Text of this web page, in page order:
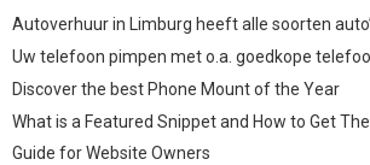
Autoverhuur in Limburg heeft alle soorten
Uw telefoon pimpen met o.a. goedkope
Discover the best Phone Mount of the Year
What is a Featured Snippet and How to Get
Guide for Website Owners